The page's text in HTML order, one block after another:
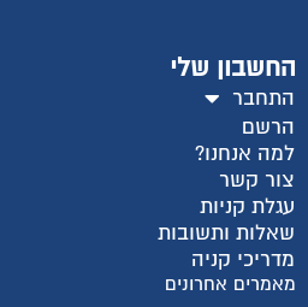
החשבון שלי
התחבר
הרשם
למה אנחנו?
צור קשר
עגלת קניות
שאלות ותשובות
מדריכי קניה
מאמרים אחרונים